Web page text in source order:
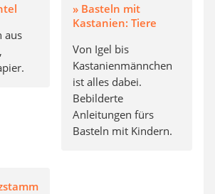
aus
» Basteln mit
Kastanien: Tiere
Von Igel bis
Kastanienmännchen
ist alles dabei.
Bebilderte
Anleitungen fürs
Basteln mit Kindern.